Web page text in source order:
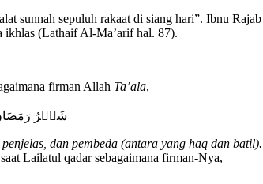
sunnah sepuluh rakaat di siang hari”. Ibnu
ikhlas (Lathaif Al-Ma’arif hal. 87).
firman Allah Ta’ala,
شَهۡرُ
dan pembeda (antara yang haq dan
Lailatul qadar sebagaimana firman-Nya,